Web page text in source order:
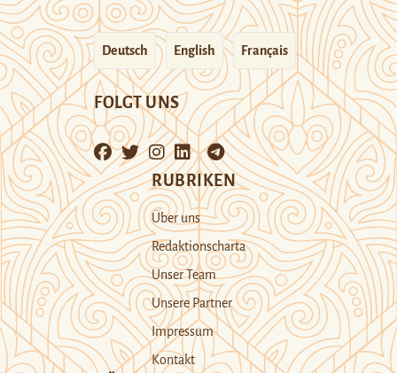
Deutsch English Français
FOLGT UNS
RUBRIKEN
Über uns
Redaktionscharta
Unser Team
Unsere Partner
Impressum
Kontakt